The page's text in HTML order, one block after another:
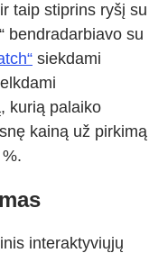
taip stiprins ryšį su
bendradarbiavo su
siekdami
kurią palaiko
kainą už pirkimą
interaktyviųjų